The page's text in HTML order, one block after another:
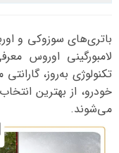
باتری‌های سوزوکی و
لامبورگینی اوروس
تکنولوژی به‌روز،
خودرو، از بهترین
می‌شوند.